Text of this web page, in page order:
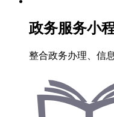
政务服务小
整合政务办理、信